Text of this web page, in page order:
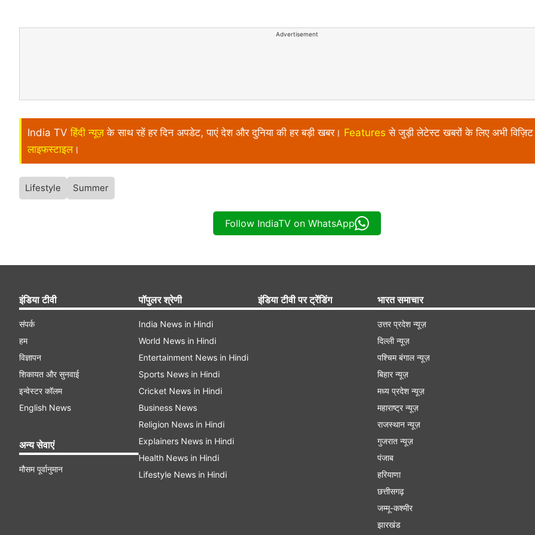
Advertisement
India TV हिंदी न्यूज़ के साथ रहें हर दिन अपडेट, पाएं देश और दुनिया की हर बड़ी खबर। Features से जुड़ी लेटेस्ट खबरों के लिए अभी
लाइफस्टाइल।
Lifestyle Summer
Follow IndiaTV on WhatsApp
इंडिया टीवी
संपर्क
हम
विज्ञापन
शिकायत और सुनवाई
इन्वेस्टर कॉलम
English News
अन्य सेवाएं
मौसम पूर्वानुमान
पॉपुलर श्रेणी
India News in Hindi
World News in Hindi
Entertainment News in Hindi
Sports News in Hindi
Cricket News in Hindi
Business News
Religion News in Hindi
Explainers News in Hindi
Health News in Hindi
Lifestyle News in Hindi
इंडिया टीवी पर ट्रेंडिंग भारत समाचार
उत्तर प्रदेश न्यूज़
दिल्ली न्यूज़
पश्चिम बंगाल न्यूज़
बिहार न्यूज़
मध्य प्रदेश न्यूज़
महाराष्ट्र न्यूज़
राजस्थान न्यूज़
गुजरात न्यूज़
पंजाब
हरियाणा
छत्तीसगढ़
जम्मू-कश्मीर
झारखंड